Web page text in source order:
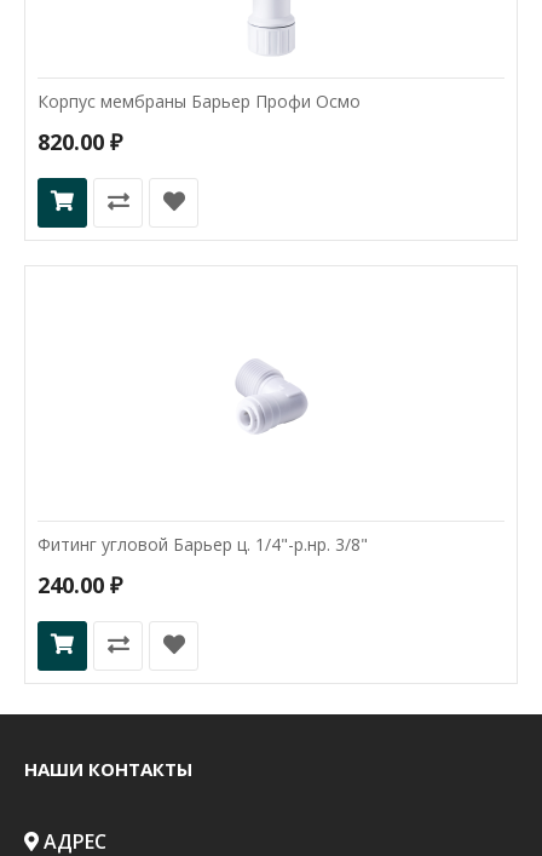
Корпус мембраны Барьер Профи Осмо
820.00 ₽
Фитинг угловой Барьер ц. 1/4"-р.нр. 3/8"
240.00 ₽
НАШИ КОНТАКТЫ
АДРЕС